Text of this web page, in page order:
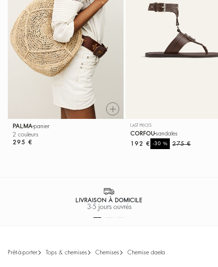
PALMA panier
2 couleurs
295 €
LAST PIECES
CORFOUsandales
275 €
-30 %
192 €
LIVRAISON À DOMICILE
3-5 jours ouvrés
prêt-à-porter tops & chemises chemises chemise daela